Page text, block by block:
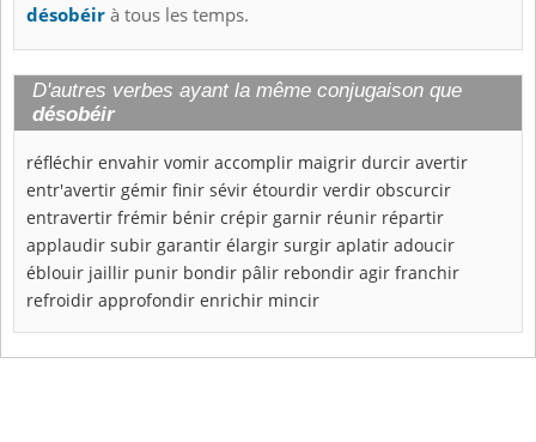
désobéirà tous les temps.
D'autres verbes ayant la même conjugaison que
désobéir
réfléchir envahir vomir accomplir maigrir durcir avertir
entr'avertir gémir finir sévir étourdir verdir obscurcir
entravertir frémir bénir crépir garnir réunir répartir
applaudir subir garantir élargir surgir aplatir adoucir
éblouir jaillir punir bondir pâlir rebondir agir franchir
refroidir approfondir enrichir mincir